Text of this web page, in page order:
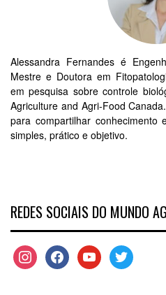
Alessandra Fernandes é
Mestre e Doutora em
em pesquisa sobre controle
Agriculture and Agri-Food
para compartilhar
simples, prático e objetivo.
REDES SOCIAIS DO MUNDO